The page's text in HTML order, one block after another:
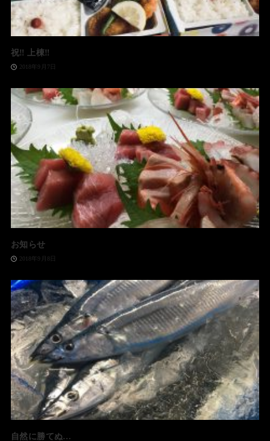
祝‼️ 上棟‼️
2018年9月7日
お知らせ
2018年9月8日
自然に勝てぬ…